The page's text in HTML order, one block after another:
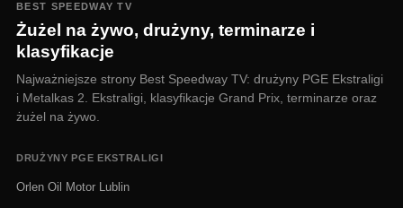
BEST SPEEDWAY TV
Żużel na żywo, drużyny, terminarze i
klasyfikacje
Najważniejsze strony Best Speedway TV: drużyny PGE Ekstraligi
i Metalkas 2. Ekstraligi, klasyfikacje Grand Prix, terminarze oraz
żużel na żywo.
DRUŻYNY PGE EKSTRALIGI
Orlen Oil Motor Lublin